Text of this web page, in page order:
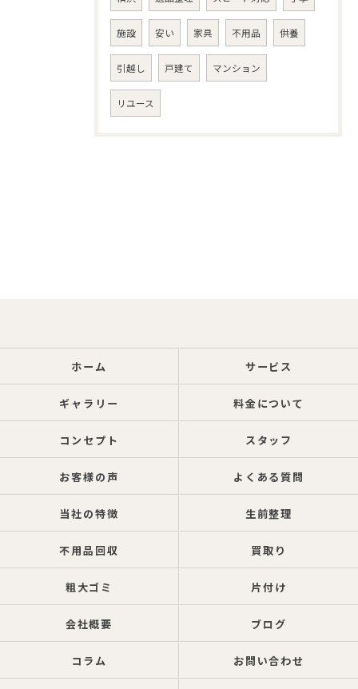
施設 安い 家具 不用品 供養
引越し 戸建て マンション
リユース
ホーム サービス
ギャラリー 料金について
コンセプト スタッフ
お客様の声 よくある質問
当社の特徴 生前整理
不用品回収 買取り
粗大ゴミ 片付け
会社概要 ブログ
コラム お問い合わせ